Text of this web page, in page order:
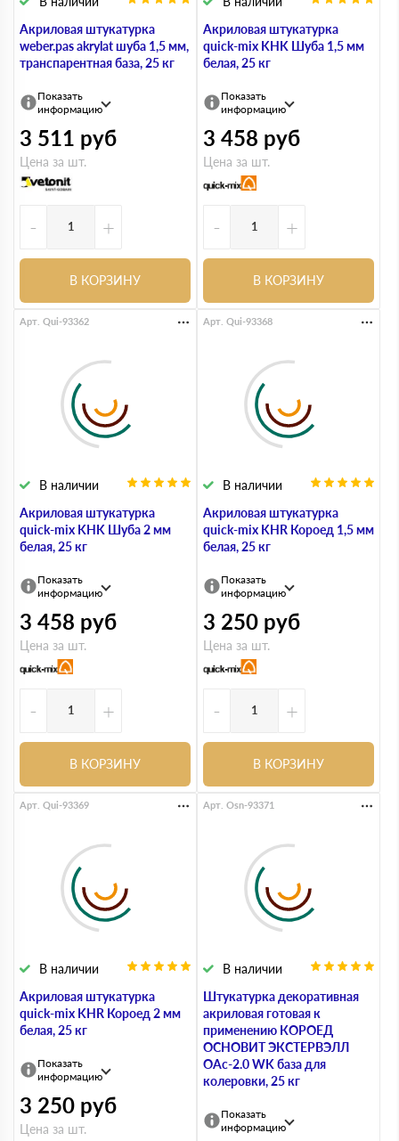
Акриловая штукатурка
weber.pas akrylat шуба 1,5 мм,
транспарентная база, 25 кг
Показать
информацию
3 511 руб
Цена за шт.
- +
В КОРЗИНУ
Акриловая штукатурка
quick-mix KHK Шуба 1,5 мм
белая, 25 кг
Показать
информацию
3 458 руб
Цена за шт.
- +
В КОРЗИНУ
Акриловая штукатурка
quick-mix KHK Шуба 2 мм
белая, 25 кг
В наличии
Арт. Qui-93362
Показать
информацию
3 458 руб
Цена за шт.
- +
В КОРЗИНУ
Акриловая штукатурка
quick-mix KHR Короед 1,5 мм
белая, 25 кг
В наличии
Арт. Qui-93368
Показать
информацию
3 250 руб
Цена за шт.
- +
В КОРЗИНУ
Акриловая штукатурка
quick-mix KHR Короед 2 мм
белая, 25 кг
В наличии
Арт. Qui-93369
Показать
информацию
3 250 руб
Цена за шт.
Штукатурка декоративная
акриловая готовая к
применению КОРОЕД
ОСНОВИТ ЭКСТЕРВЭЛЛ
OAc-2.0 WK база для
колеровки, 25 кг
В наличии
Арт. Osn-93371
Показать
информацию